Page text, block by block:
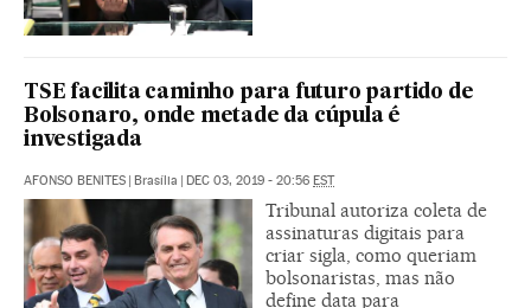
TSE facilita caminho para futuro partido de
Bolsonaro, onde metade da cúpula é
investigada
AFONSO BENITES | Brasília | DEC 03, 2019 - 20:56 EST
Tribunal autoriza coleta de
assinaturas digitais para
criar sigla, como queriam
bolsonaristas, mas não
define data para